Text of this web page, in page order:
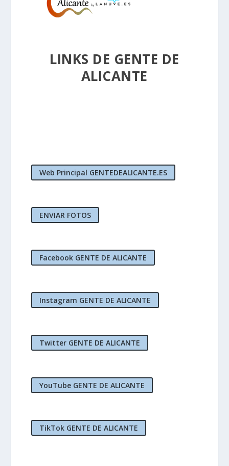
LINKS DE GENTE DE
ALICANTE
Web Principal GENTEDEALICANTE.ES
ENVIAR FOTOS
Facebook GENTE DE ALICANTE
Instagram GENTE DE ALICANTE
Twitter GENTE DE ALICANTE
YouTube GENTE DE ALICANTE
TikTok GENTE DE ALICANTE